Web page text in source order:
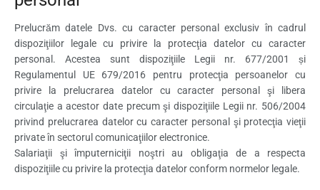
Prelucrăm datele Dvs. cu caracter personal exclusiv în cadrul
dispoziţiilor legale cu privire la protecţia datelor cu caracter
personal. Acestea sunt dispoziţiile Legii nr. 677/2001 și
Regulamentul UE 679/2016 pentru protecţia persoanelor cu
privire la prelucrarea datelor cu caracter personal şi libera
circulaţie a acestor date precum şi dispoziţiile Legii nr. 506/2004
privind prelucrarea datelor cu caracter personal şi protecţia vieţii
private în sectorul comunicaţiilor electronice.
Salariaţii şi împuterniciţii noştri au obligaţia de a respecta
dispoziţiile cu privire la protecţia datelor conform normelor legale.